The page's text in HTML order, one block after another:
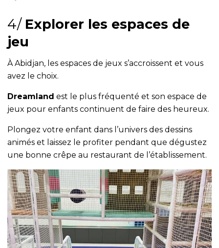
4/ Explorer les espaces de
jeu
À Abidjan, les espaces de jeux s’accroissent et vous
avez le choix.
Dreamland est le plus fréquenté et son espace de
jeux pour enfants continuent de faire des heureux.
Plongez votre enfant dans l’univers des dessins
animés et laissez le profiter pendant que dégustez
une bonne crêpe au restaurant de l’établissement.